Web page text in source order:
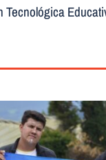
Tecnológica